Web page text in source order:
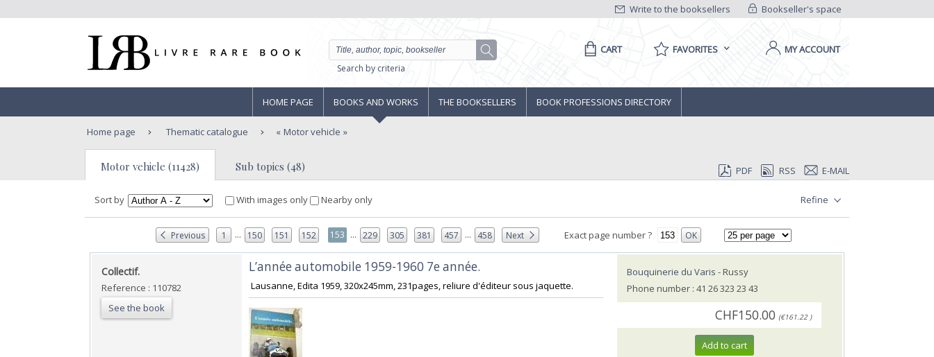
Bookseller's space
Write to the booksellers
Search by criteria
CART FAVORITES MY ACCOUNT
HOME PAGE BOOKS AND WORKS THE BOOKSELLERS BOOK PROFESSIONS DIRECTORY
Home page Thematic catalogue Motor vehicle
Motor vehicle (11428) Sub topics (48) PDF RSS E-MAIL
Sort by With images only Nearby only Refine
Previous 1 ... 150 151 152 153 ... 229 305 381 457 ... 458 Next Exact page number ? OK
‎Collectif.‎
Reference : 110782
See the book
‎L’année automobile 1959-1960 7e année. ‎
‎ Lausanne, Edita 1959, 320x245mm, 231pages, reliure d'éditeur sous jaquette. ‎
Bouquinerie du Varis - Russy
Phone number : 41 26 323 23 43
CHF150.00 (€161.22 )
Add to cart